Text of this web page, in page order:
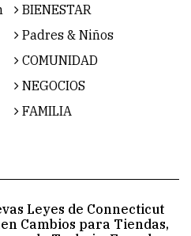
BIENESTAR
Padres & Niños
COMUNIDAD
NEGOCIOS
FAMILIA
Leyes de Connecticut
Cambios para Tiendas,